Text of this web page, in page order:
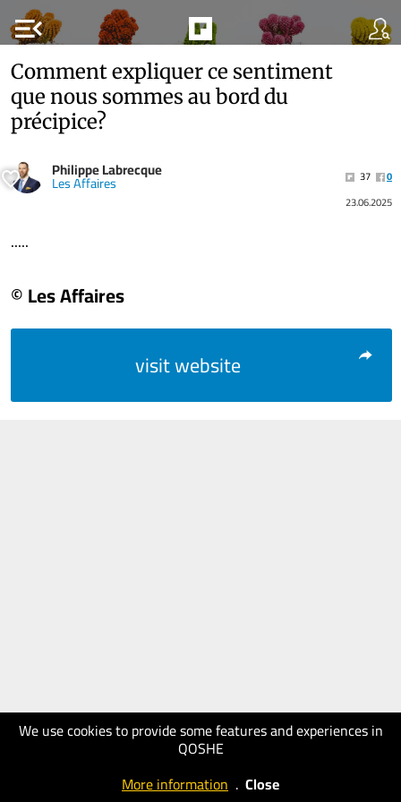
menu_open
We use cookies to provide some features and experiences in
QOSHE
More information . Close
Comment expliquer ce sentiment
que nous sommes au bord du
précipice?
Philippe Labrecque
Les Affaires 37
0
23.06.2025
.....
© Les Affaires
visit website